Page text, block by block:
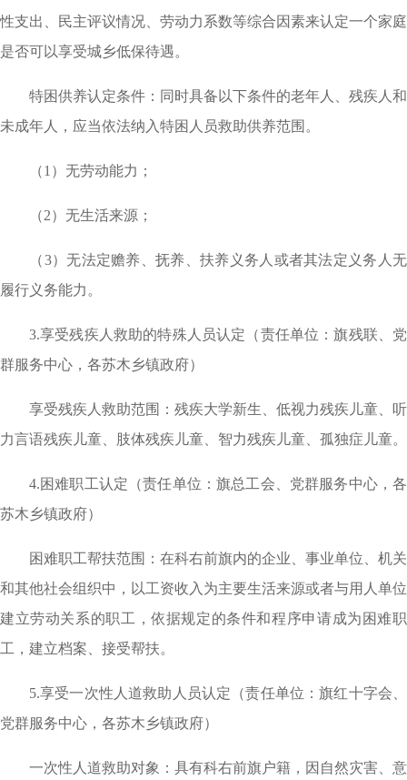
性支出、民主评议情况、劳动力系数等综合因素来认定一个家庭
是否可以享受城乡低保待遇。
特困供养认定条件：同时具备以下条件的老年人、残疾人和
未成年人，应当依法纳入特困人员救助供养范围。
（1）无劳动能力；
（2）无生活来源；
（3）无法定赡养、抚养、扶养义务人或者其法定义务人无
履行义务能力。
3.享受残疾人救助的特殊人员认定（责任单位：旗残联、党
群服务中心，各苏木乡镇政府）
享受残疾人救助范围：残疾大学新生、低视力残疾儿童、听
力言语残疾儿童、肢体残疾儿童、智力残疾儿童、孤独症儿童。
4.困难职工认定（责任单位：旗总工会、党群服务中心，各
苏木乡镇政府）
困难职工帮扶范围：在科右前旗内的企业、事业单位、机关
和其他社会组织中，以工资收入为主要生活来源或者与用人单位
建立劳动关系的职工，依据规定的条件和程序申请成为困难职
工，建立档案、接受帮扶。
5.享受一次性人道救助人员认定（责任单位：旗红十字会、
党群服务中心，各苏木乡镇政府）
一次性人道救助对象：具有科右前旗户籍，因自然灾害、意